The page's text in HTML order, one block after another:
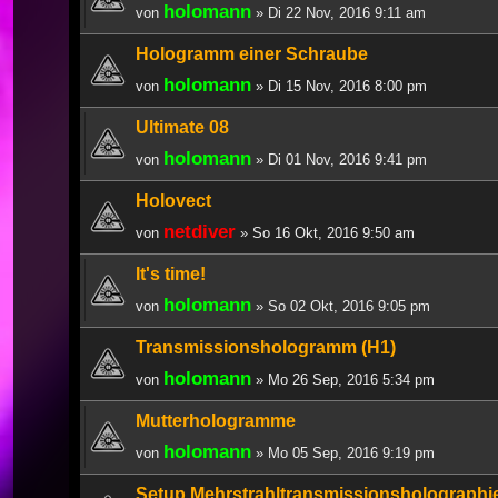
von holomann » Di 22 Nov, 2016 9:11 am
Hologramm einer Schraube
von holomann » Di 15 Nov, 2016 8:00 pm
Ultimate 08
von holomann » Di 01 Nov, 2016 9:41 pm
Holovect
von netdiver » So 16 Okt, 2016 9:50 am
It's time!
von holomann » So 02 Okt, 2016 9:05 pm
Transmissionshologramm (H1)
von holomann » Mo 26 Sep, 2016 5:34 pm
Mutterhologramme
von holomann » Mo 05 Sep, 2016 9:19 pm
Setup